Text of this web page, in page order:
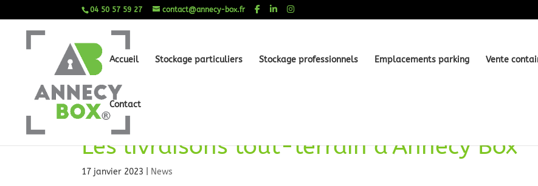
04 50 57 59 27 contact@annecy-box.fr
Accueil Stockage particuliers Stockage professionnels Emplacements parking Vente
Contact
Les livraisons tout-terrain d’Annecy Box
17 janvier 2023 News